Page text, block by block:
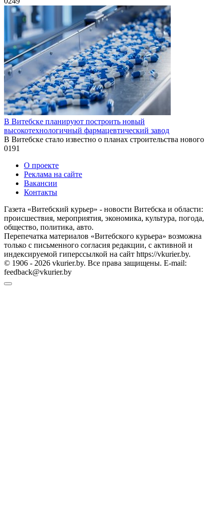
В Витебске планируют построить новый
высокотехнологичный фармацевтический завод
В Витебске стало известно о планах строительства нового
0191
О проекте
Реклама на сайте
Вакансии
Контакты
Газета «Витебский курьер» - новости Витебска и области:
происшествия, мероприятия, экономика, культура, погода,
общество, политика, авто.
Перепечатка материалов «Витебского курьера» возможна
только с письменного согласия редакции, с активной и
индексируемой гиперссылкой на сайт https://vkurier.by.
© 1906 - 2026 vkurier.by. Все права защищены. E-mail:
feedback@vkurier.by